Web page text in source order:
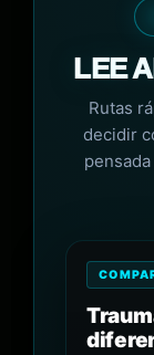
LEE
Rutas
decidir